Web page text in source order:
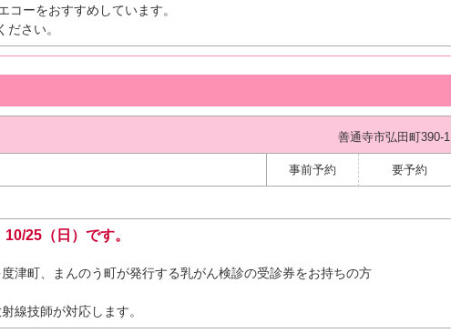
コーをおすすめしています。
ださい。
善通寺市弘田町390-1
事前予約 要予約
25（日）です。
津町、まんのう町が発行する乳がん検診の受診券をお持ちの方
線技師が対応します。